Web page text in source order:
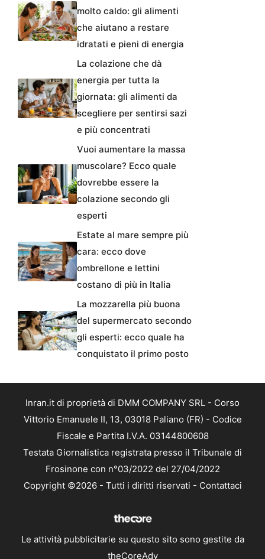
molto caldo: gli alimenti
che aiutano a restare
idratati e pieni di energia
La colazione che dà
energia per tutta la
giornata: gli alimenti da
scegliere per sentirsi sazi
e più concentrati
Vuoi aumentare la massa
muscolare? Ecco quale
dovrebbe essere la
colazione secondo gli
esperti
Estate al mare sempre più
cara: ecco dove
ombrellone e lettini
costano di più in Italia
La mozzarella più buona
del supermercato secondo
gli esperti: ecco quale ha
conquistato il primo posto
Inran.it di proprietà di DMM COMPANY SRL - Corso
Vittorio Emanuele II, 13, 03018 Paliano (FR) - Codice
Fiscale e Partita I.V.A. 03144800608
Testata Giornalistica registrata presso il Tribunale di
Frosinone con n°03/2022 del 27/04/2022
Copyright ©2026 - Tutti i diritti riservati - Contattaci
Le attività pubblicitarie su questo sito sono gestite da
theCoreAdv